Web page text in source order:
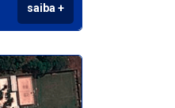
saiba +